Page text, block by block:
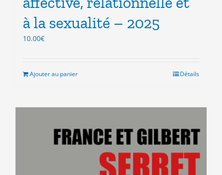
à la sexualité – 2025
10.00€
Ajouter au panier Détails